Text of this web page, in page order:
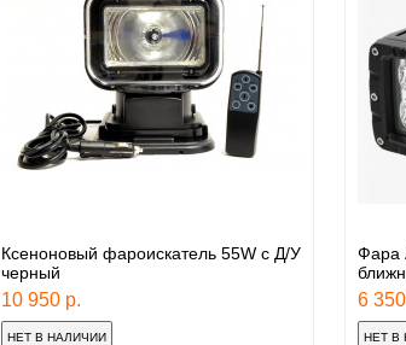
Ксеноновый фароискатель 55W с Д/У
черный
10 950 р.
Фара
6